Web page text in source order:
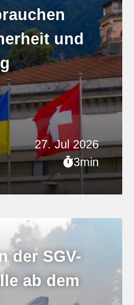
27. Jul 2026
3min
und
der SGV-
ab dem